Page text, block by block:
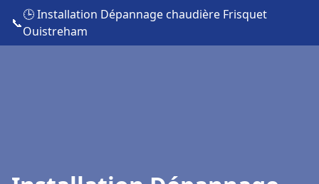
📞
🕒 Installation Dépannage chaudière Frisquet
Ouistreham